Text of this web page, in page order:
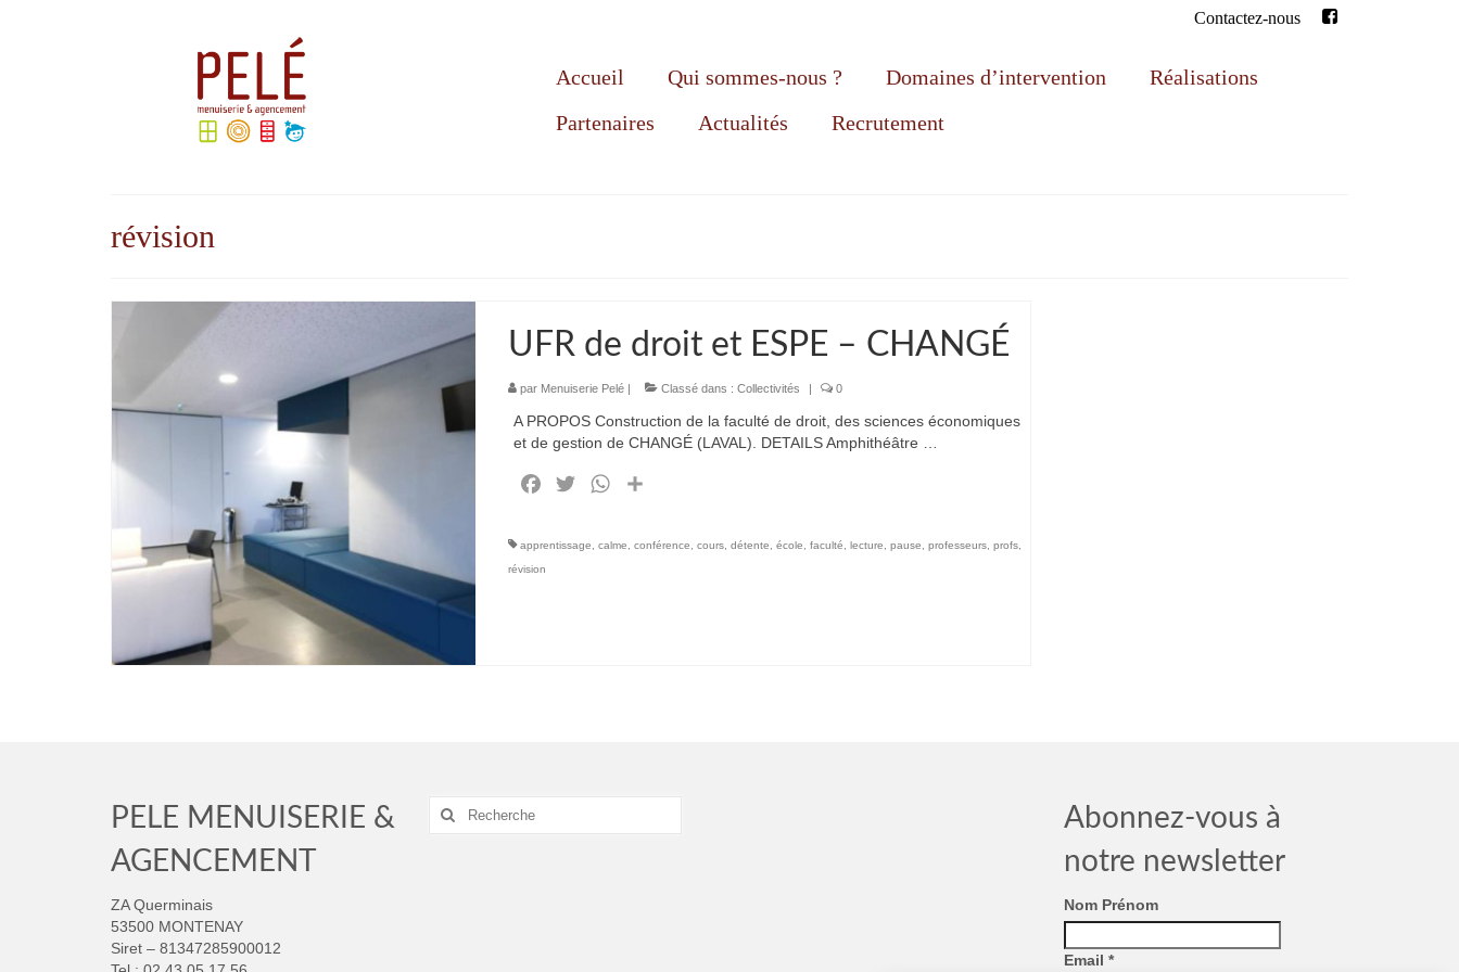
Contactez-nous
Accueil Qui sommes-nous ? Domaines d’intervention
Réalisations
Partenaires
Actualités Recrutement
révision
UFR de droit et ESPE – CHANGÉ
par Menuiserie Pelé| Classé dans : Collectivités | 0
A PROPOS Construction de la faculté de droit, des sciences économiques
et de gestion de CHANGÉ (LAVAL). DETAILS Amphithéâtre …
Facebook
TwitterWhatsApp
apprentissage calme conférence cours, détente école faculté lecture pause professeurs, profs,
révision
PELE MENUISERIE &
AGENCEMENT
ZA Querminais
53500 MONTENAY
Siret – 81347285900012
Rechercher
Abonnez-vous à
notre newsletter
Nom Prénom
Email *